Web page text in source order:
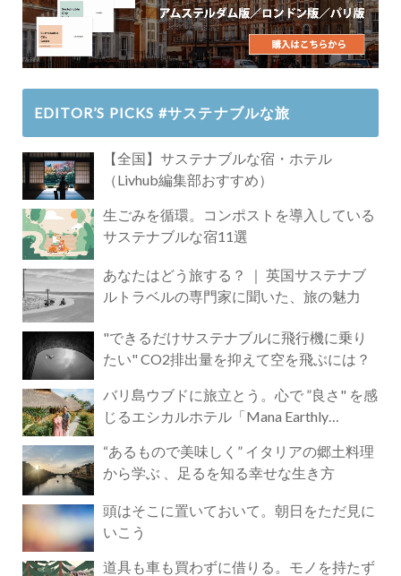
EDITOR’S PICKS #サステナブルな旅
【全国】サステナブルな宿・ホテル
（Livhub編集部おすすめ）
生ごみを循環。コンポストを導入している
サステナブルな宿11選
あなたはどう旅する？ ｜ 英国サステナブ
ルトラベルの専門家に聞いた、旅の魅力
"できるだけサステナブルに飛行機に乗り
たい" CO2排出量を抑えて空を飛ぶには？
バリ島ウブドに旅立とう。心で ”良さ" を感
じるエシカルホテル「Mana Earthly
“あるもので美味しく” イタリアの郷土料理
から学ぶ 、足るを知る幸せな生き方
頭はそこに置いておいて。朝日をただ見に
いこう
道具も車も買わずに借りる。モノを持たず